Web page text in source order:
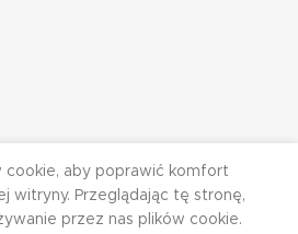
cookie, aby poprawić komfort
witryny. Przeglądając tę ​​stronę,
przez nas plików cookie.